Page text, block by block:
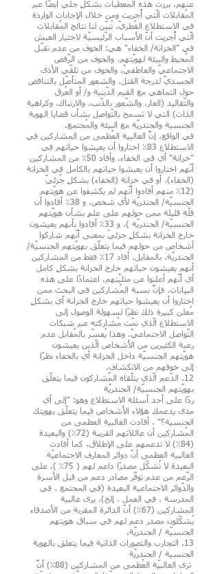
عنهم. برزت هذه المُعطيات بشكلٍ جليّ أيضًا عبر
المُقابلات الّتي أُجريت ومن خلال الإجابات الواردة
في الاستطلاع القُطريّ. تُبيّن لنا نتائج المُقابلات
الّتي أُجريت أنّ الأسباب الرّئيسيّة لاختيار العيش
في "الخزانة/ الخفاء" هي: الخوف من عدم تقبّل
المُحيط والبيئة لهويّتهم، والخوف من الرّفض
الاجتماعيّ والعاطفيّ، والخوف من تلقّي الأذى
الجسديّ لدرجة القتل، والشعور المتأصّل بالتناقض
حول التماهي مع القيم الدّينية و/ أو العُرق
والتّقاليد (العار، والشّعور بالذّنب، والارتباك، وكراهية
الذات) التي لا تسمح بالتّواصل بشأن قضايا الهوية
الجنسية والجندريّة مع البيئة والمُجتمع.
في الواقع، إنَّ الغالبية العُظمى من المشاركين في
الاستطلاع 83٪ اختاروا أن يعيشوا حياتهم في
"خزانة" أي في الخفاء. وأفاد 50٪ من المشاركين
أنّهم اختاروا أن يعيشوا حياتهم بالكامل في الخزانة
(الخفاء)، أو في خزانة (الخفاء) بشكلٍ جُزئيّ
(12٪ منهم أفادوا أنّهم لم يكشفوا عن هويّتهم
الجنسيّة/ الجندريّة لأي شخص، و 38٪ أفادوا أن
قلّة قليلة ممن حولهم على علمٍ بشأن هويّتهم
الجنسيّة/ الجندريّة )، و 33٪ أفادوا بأنهم يعيشون
خارج الخزانة بشكلٍ جزئيّ بمعنى أنّهم شاركوا
أشخاص من حولهم فيما يتعلّق بهويّتهم الجنسيّة/
الجندريّة. بالمقابل، أفاد 17٪ فقط من المشاركين
أنهم يعيشون حياتهم خارج الخزانة بشكلٍ كامل
أي أنّهم أعلنوا عن مثليّتهم. اعتمادًا على هذه
البيانات، فإنَّ نسبة المُشاركين في البحث ممن
اختاروا أن يعيشوا حياتهم خارج الخزانة أي بشكلٍ
مُعلن كبيرة ذلك نظرًا لسهولة الوصول إلى
الاستطلاع الّذي تمّت مُشاركته عبر شبكات
التّواصل الاجتماعيّ. وهذا يُفسّر بالمُقابل عدم
رغبة الكثيرين من الأشخاص الّذين يعيشون
هويّتهم الجنسيّة داخل الخزانة أي بالخفاء نظرًا
إلى خوفهم من الانكشاف.
12. الدّعم الّذي يتلّقاه المٌشاركون فيما يتعلّق
بهويّتهم الجنسيّة/ الجندريّة
ردًا على أحد أسئلة الاستطلاع وهو: "إلى أي
مدى يدعمك هؤلاء الأشخاص فيما يتعلّق بهويتك
الجنسية؟" ، أفادت الغالبية العظمى من
المُشاركين أن عائلاتهم القريبة (72٪) والبعيدة
(84٪) لا تدعمهم على الإطلاق، كما أفادت
الغالبية العظمى أنّ دوائر المعارف الاجتماعيّة
البعيدة لا تُشكّل مصدرًا داعم لهم ( 75٪ ). على
الرّغم من عدم توفّر مصادر دعم من قبل الأسرة
والدّوائر الاجتماعية البعيدة (في المجتمع ، في
المدرسة ، في العمل ، إلخ)، يرى غالبية
المشاركين (67٪) أنّ الدائرة المقربة من الأصدقاء
يُشكّلون مصدر دعم لهم في سياق هويتهم
الجنسيّة / الجندريّة.
13. التجارب والتصورات الذاتية فيما يتعلق بالهوية
الجنسية / الجندريّة
ترى الغالبيّة العُظمى من المشاركين (88٪) أنَّ